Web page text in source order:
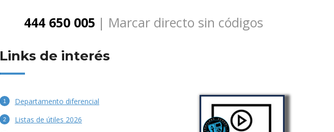
| Marcar directo sin códigos
Links de interés
Departamento diferencial
Listas de útiles 2026